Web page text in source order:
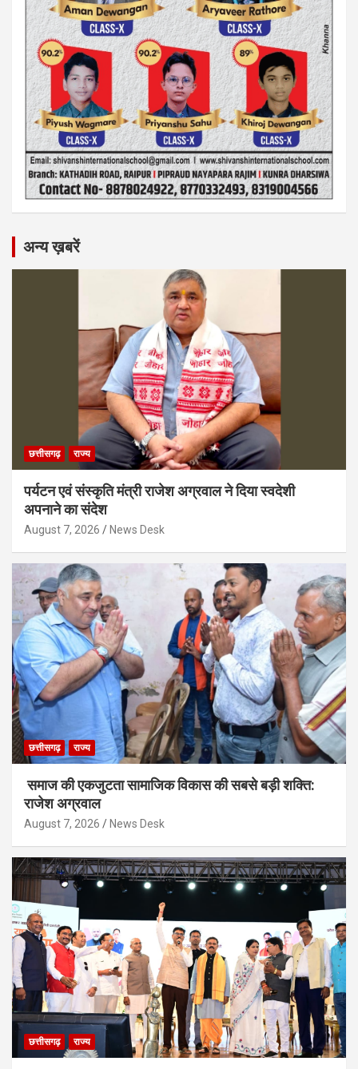
अन्य ख़बरें
छत्तीसगढ़ राज्य
पर्यटन एवं संस्कृति मंत्री राजेश अग्रवाल ने दिया स्वदेशी
अपनाने का संदेश
August 7, 2026 News Desk
छत्तीसगढ़ राज्य
समाज की एकजुटता सामाजिक विकास की सबसे बड़ी शक्ति:
राजेश अग्रवाल
August 7, 2026 News Desk
छत्तीसगढ़ राज्य